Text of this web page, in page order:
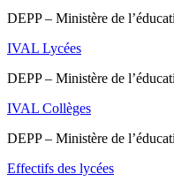
DEPP – Ministère de
IVAL Lycées
DEPP – Ministère de
IVAL Collèges
DEPP – Ministère de
Effectifs des lycées